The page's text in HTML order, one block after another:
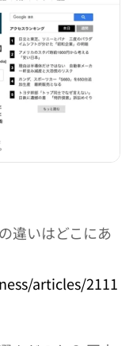
違いはどこにあ
articles/2111